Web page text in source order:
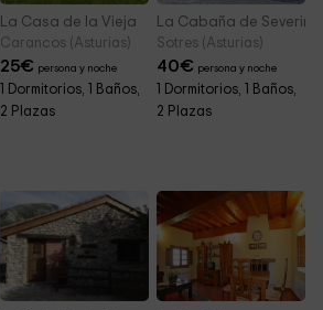
La Casa de la Vieja
Carancos (Asturias)
25€ persona y noche
1 Dormitorios, 1 Baños,
2 Plazas
La Cabaña de Severina
Sotres (Asturias)
40€ persona y noche
1 Dormitorios, 1 Baños,
2 Plazas